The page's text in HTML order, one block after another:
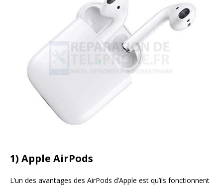
1) Apple AirPods
L’un des avantages des AirPods d’Apple est qu’ils fonctionnent